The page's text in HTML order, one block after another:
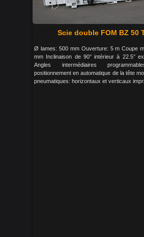
Scie double FOM BZ 50
Ø lames: 500 mm Ouverture: 5 m Coupe
mm Inclinaison de 90° intérieur à 22.5°
Angles intermédiaires
positionnement en automatique de la tête
pneumatiques: horizontaux et verticaux